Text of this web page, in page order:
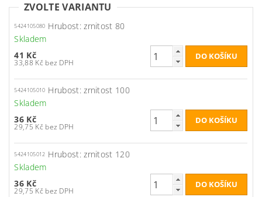
ZVOLTE VARIANTU
5424105080 Hrubost: zrnitost 80
Skladem
41 Kč
33,88 Kč bez DPH
5424105010 Hrubost: zrnitost 100
Skladem
36 Kč
29,75 Kč bez DPH
5424105012 Hrubost: zrnitost 120
Skladem
36 Kč
29,75 Kč bez DPH